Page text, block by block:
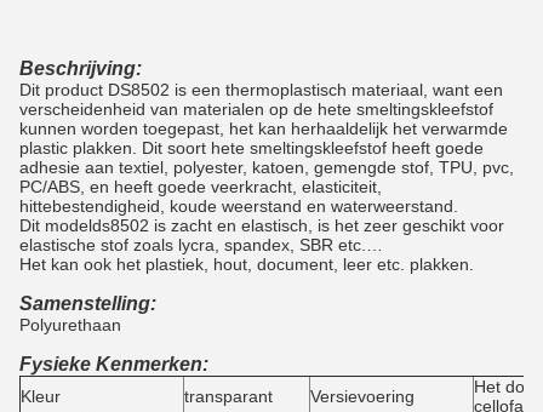
Beschrijving:
Dit product DS8502 is een thermoplastisch materiaal, want een
verscheidenheid van materialen op de hete smeltingskleefstof
kunnen worden toegepast, het kan herhaaldelijk het verwarmde
plastic plakken. Dit soort hete smeltingskleefstof heeft goede
adhesie aan textiel, polyester, katoen, gemengde stof, TPU, pvc,
PC/ABS, en heeft goede veerkracht, elasticiteit,
hittebestendigheid, koude weerstand en waterweerstand.
Dit modelds8502 is zacht en elastisch, is het zeer geschikt voor
elastische stof zoals lycra, spandex, SBR etc.…
Het kan ook het plastiek, hout, document, leer etc. plakken.
Samenstelling:
Polyurethaan
Fysieke Kenmerken:
Kleur transparant Versievoering
Het